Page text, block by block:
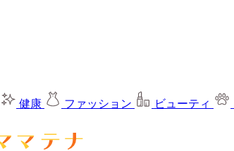
健康 ファッション ビューティ